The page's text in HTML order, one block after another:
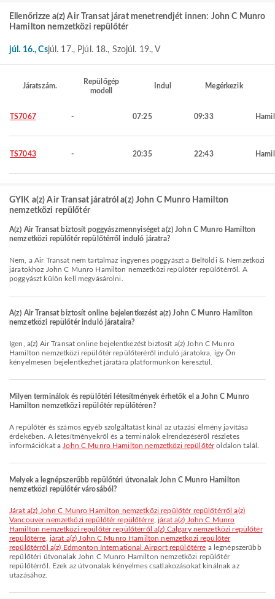
Ellenőrizze a(z) Air Transat járat menetrendjét innen: John C Munro
Hamilton nemzetközi repülőtér
júl. 16., Csjúl. 17., Pjúl. 18., Szojúl. 19., V
Járatszám.
Repülőgép
modell
Indul Megérkezik
TS7067 - 07:25 09:33
TS7043 - 20:35 22:43
GYIK a(z) Air Transat járatról a(z) John C Munro Hamilton
nemzetközi repülőtér
A(z) Air Transat biztosít poggyászmennyiséget a(z) John C Munro Hamilton
nemzetközi repülőtér repülőtérről induló járatra?
Nem, a Air Transat nem tartalmaz ingyenes poggyászt a Belföldi & Nemzetközi
járatokhoz John C Munro Hamilton nemzetközi repülőtér repülőtérről. A
poggyászt külön kell megvásárolni.
A(z) Air Transat biztosít online bejelentkezést a(z) John C Munro Hamilton
nemzetközi repülőtér induló járataira?
Igen, a(z) Air Transat online bejelentkezést biztosít a(z) John C Munro
Hamilton nemzetközi repülőtér repülőteréről induló járatokra, így Ön
kényelmesen bejelentkezhet járatára platformunkon keresztül.
Milyen terminálok és repülőtéri létesítmények érhetők el a John C Munro
Hamilton nemzetközi repülőtér repülőtéren?
A repülőtér és számos egyéb szolgáltatást kínál az utazási élmény javítása
érdekében. A létesítményekről és a terminálok elrendezéséről részletes
információkat a John C Munro Hamilton nemzetközi repülőtéroldalon talál.
Melyek a legnépszerűbb repülőtéri útvonalak John C Munro Hamilton
nemzetközi repülőtér városából?
járat a(z) John C Munro Hamilton nemzetközi repülőtér repülőtérről a(z)
Vancouver nemzetközi repülőtér repülőtérre,járat a(z) John C Munro
Hamilton nemzetközi repülőtér repülőtérről a(z) Calgary nemzetközi repülőtér
repülőtérre járat a(z) John C Munro Hamilton nemzetközi repülőtér
repülőtérről a(z) Edmonton International Airport repülőtérre a legnépszerűbb
repülőtéri útvonalak John C Munro Hamilton nemzetközi repülőtér
repülőtérről. Ezek az útvonalak kényelmes csatlakozásokat kínálnak az
utazásához.